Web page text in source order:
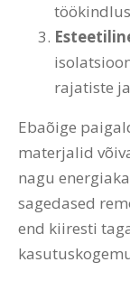
rajatiste
Ebaõige
materjalid
nagu
sagedased
end kiiresti